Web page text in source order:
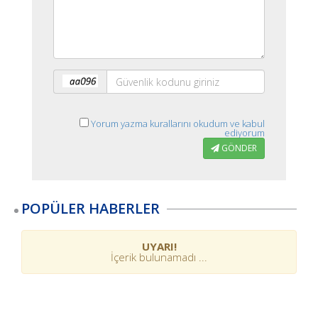
Yorum yazma kurallarını okudum ve kabul
ediyorum
GÖNDER
POPÜLER HABERLER
UYARI!
İçerik bulunamadı ...